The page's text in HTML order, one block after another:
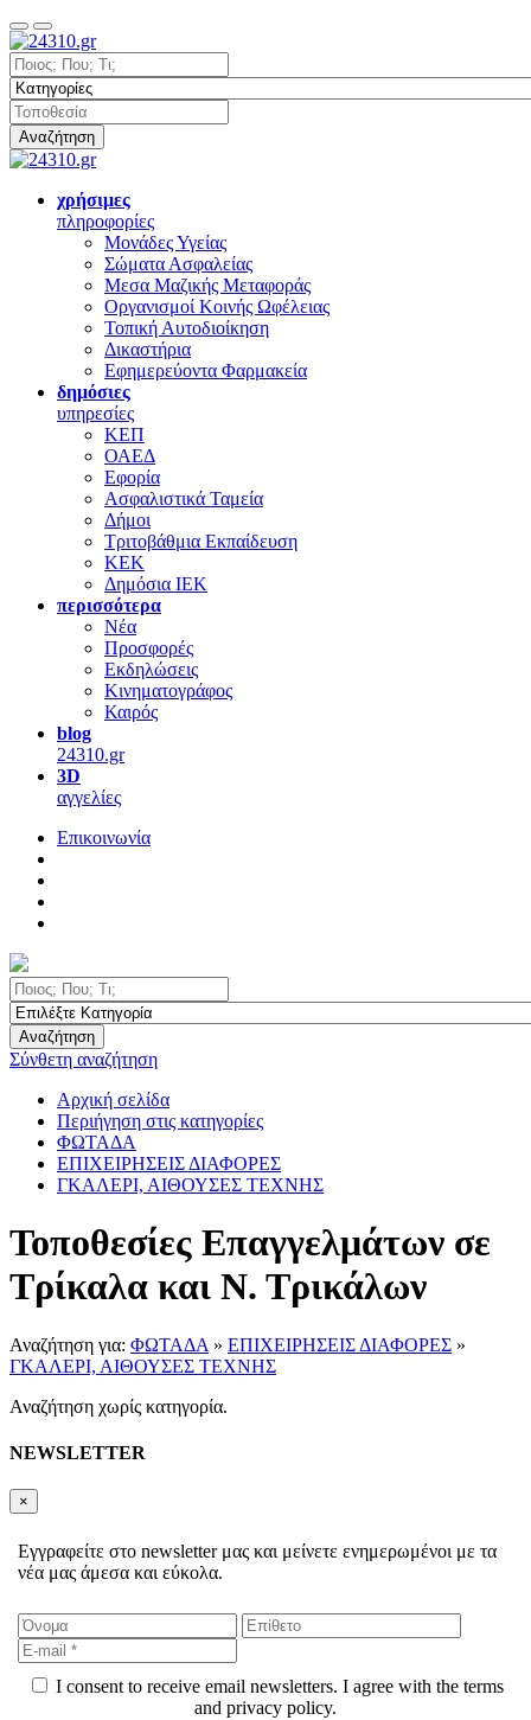
Αναζήτηση
χρήσιμες
πληροφορίες
Μονάδες Υγείας
Σώματα Ασφαλείας
Μεσα Μαζικής Μεταφοράς
Οργανισμοί Κοινής Ωφέλειας
Τοπική Αυτοδιοίκηση
Δικαστήρια
Εφημερεύοντα Φαρμακεία
δημόσιες
υπηρεσίες
ΚΕΠ
ΟΑΕΔ
Εφορία
Ασφαλιστικά Ταμεία
Δήμοι
Τριτοβάθμια Εκπαίδευση
ΚΕΚ
Δημόσια ΙΕΚ
περισσότερα
Νέα
Προσφορές
Εκδηλώσεις
Κινηματογράφος
Καιρός
blog
24310.gr
3D
αγγελίες
Επικοινωνία
Αναζήτηση
Σύνθετη αναζήτηση
Αρχική σελίδα
Περιήγηση στις κατηγορίες
ΦΩΤΑΔΑ
ΕΠΙΧΕΙΡΗΣΕΙΣ ΔΙΑΦΟΡΕΣ
ΓΚΑΛΕΡΙ, ΑΙΘΟΥΣΕΣ ΤΕΧΝΗΣ
Τοποθεσίες Επαγγελμάτων σε
Τρίκαλα και Ν. Τρικάλων
Αναζήτηση για: ΦΩΤΑΔΑ » ΕΠΙΧΕΙΡΗΣΕΙΣ ΔΙΑΦΟΡΕΣ »
ΓΚΑΛΕΡΙ, ΑΙΘΟΥΣΕΣ ΤΕΧΝΗΣ
Αναζήτηση χωρίς κατηγορία.
NEWSLETTER
×
Εγγραφείτε στο newsletter μας και μείνετε ενημερωμένοι με τα
νέα μας άμεσα και εύκολα.
I consent to receive email newsletters. I agree with the terms
and privacy policy.